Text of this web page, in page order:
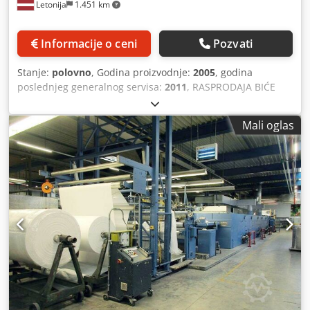
Letonija 1.451 km
Informacije o ceni Pozvati
Stanje: polovno, Godina proizvodnje: 2005, godina
poslednjeg generalnog servisa: 2011, RASPRODAJA BIĆE
PRODAT NAJVIŠEM PONUDIocu PO PRINCIPU "KO PRVI,
NJEMU MAŠINA" ; ODMAH MOGUĆA ISPORUKA SPISAK
OSTALIH MAŠINA IZ ISTE FABRIKE DOSTUPAN NA ZAHTEV
Mašina za parenje tekstilnih tkanina / ager GODINA 2005,
korišćena samo nekoliko godina! Zatim konzervirana i
skladištena Proizvođač: Zimmer Tip: Thermocure UHD 3
Universal Loop Steamer za rad sa zasićenom parom 102 -
104 °C sa parom visoke temperature maksimalno 185°C sa
toplim vazduhom maksimalno 170°C Godina proizvodnje:
2005, Mašina kao nova, korišćena samo nekoliko godina u
jednoj smeni, nakon 2011. konzervirana Tehnički podaci:
Maksimalna širina materijala: 200 cm Maksimalni sadržaj
materijala: 240 metara Dužina petlje: maksimalno 2,8 m
Kvalitet tkanine: tkanje ili pletivo – jednostruka širina
Maksimalna mehanička brzina: 5 - 50 m/min. Vreme
Mali oglas